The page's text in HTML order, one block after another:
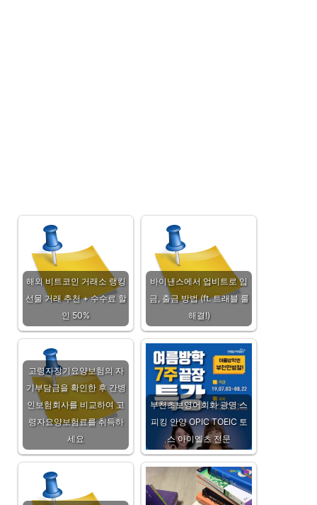
해외 비트코인 거래소 랭킹
선물 거래 추천 + 수수료 할
인 50%
바이낸스에서 업비트로 입
금, 출금 방법 (ft. 트래블 룰
해결!)
고령자장기요양보험의 자
기부담금을 확인한 후 간병
인보험회사를 비교하여 고
령자요양보험료를 취득하
세요
부천초보영어회화 광명 스
피킹 안양 OPIC TOEIC 토
스 아이엘츠 전문